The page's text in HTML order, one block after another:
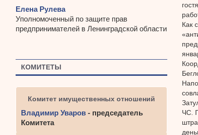
Как
ЧС.
Елена Рулева
Уполномоченный по защите прав
предпринимателей в Ленинградской области
КОМИТЕТЫ
Комитет имущественных отношений
Владимир Уваров - председатель
Комитета